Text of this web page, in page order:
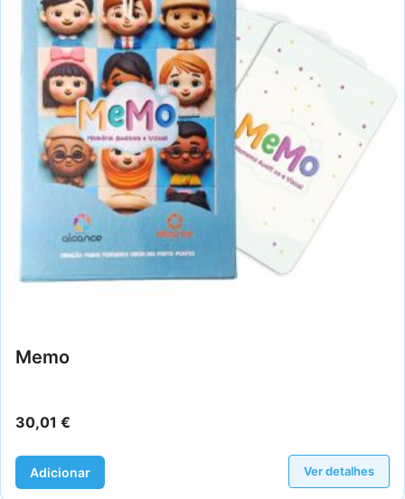
Memo
30,01 €
Adicionar Ver detalhes